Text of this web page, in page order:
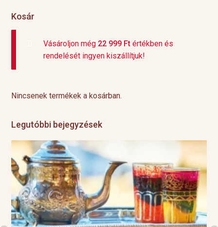
Kosár
Vásároljon még 22 999 Ftértékben és
rendelését ingyen kiszállítjuk!
Nincsenek termékek a kosárban.
Legutóbbi bejegyzések